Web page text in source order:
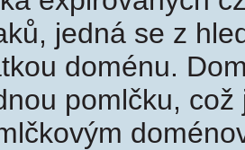
jedná se z
doménu.
pomlčku,